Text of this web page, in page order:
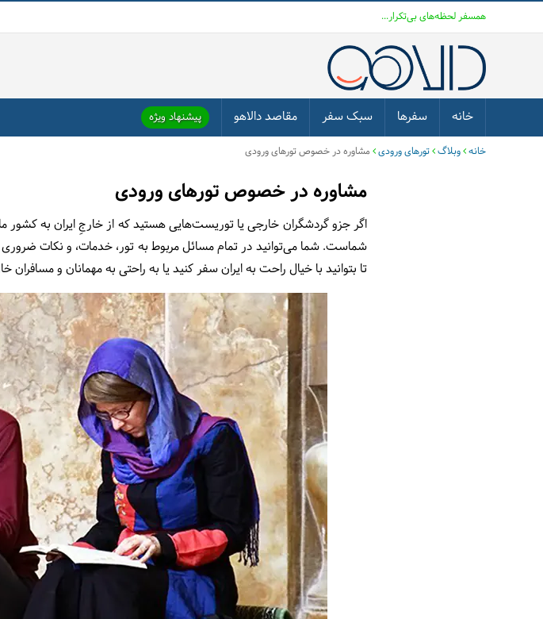
همسفر لحظه‌های بی‌تکرار...
خانه سفرها سبک سفر مقاصد دالاهو پیشنهاد ویژه
خانه وبلاگ تورهای ورودی مشاوره در خصوص تورهای ورودی
مشاوره در خصوص تورهای ورودی
اگر جزو گردشگران خارجی یا توریست‌هایی هستید که از خارجِ ایران به کشور
شماست.شما می‌توانید در تمام مسائل مربوط به تور، خدمات، و نکات
تا بتوانید با خیال راحت به ایران سفر کنید یا به راحتی به مهمانان و